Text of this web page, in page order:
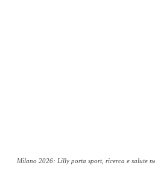
Milano 2026: Lilly porta sport, ricerca e salute